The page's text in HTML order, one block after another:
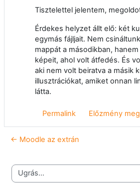
Tisztelettel jelentem,
Érdekes helyzet állt elő: két
egymás fájljait. Nem
mappát a másodikban,
képeit, ahol volt átfedés. És
aki nem volt beiratva a másik
illusztrációkat, amiket onnan
látta.
Permalink Előzmény
← Moodle az extrán
Ugrás...